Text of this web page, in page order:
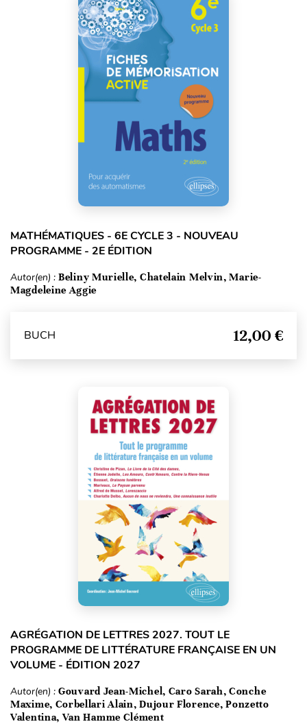
MATHÉMATIQUES - 6E CYCLE 3 - NOUVEAU
PROGRAMME - 2E ÉDITION
Autor(en) : Beliny Murielle, Chatelain Melvin, Marie-
Magdeleine Aggie
BUCH 12,00 €
AGRÉGATION DE LETTRES 2027. TOUT LE
PROGRAMME DE LITTÉRATURE FRANÇAISE EN UN
VOLUME - ÉDITION 2027
Autor(en) : Gouvard Jean-Michel, Caro Sarah, Conche
Maxime, Corbellari Alain, Dujour Florence, Ponzetto
Valentina, Van Hamme Clément